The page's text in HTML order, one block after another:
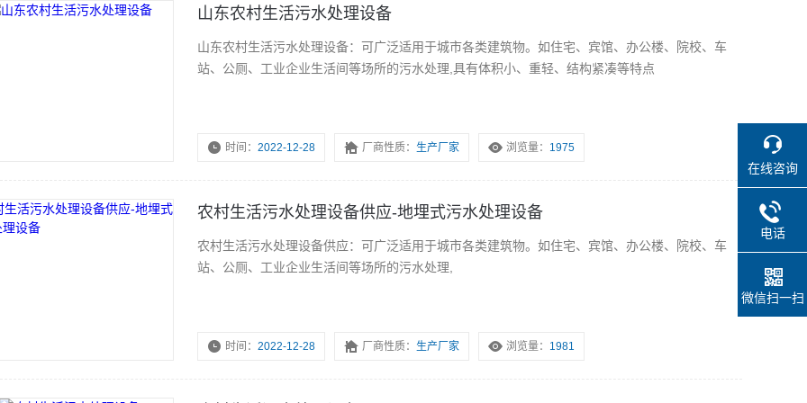
山东农村生活污水处理设备
山东农村生活污水处理设备：可广泛适用于城市各类建筑物。如住宅、宾馆、办公楼、院校、车
站、公厕、工业企业生活间等场所的污水处理,具有体积小、重轻、结构紧凑等特点
时间：2022-12-28 厂商性质： 生产厂家 浏览量： 1975
农村生活污水处理设备供应-地埋式污水处理设备
农村生活污水处理设备供应：可广泛适用于城市各类建筑物。如住宅、宾馆、办公楼、院校、车
站、公厕、工业企业生活间等场所的污水处理,
时间：2022-12-28 厂商性质： 生产厂家 浏览量： 1981
在线咨询
电话
微信扫一扫